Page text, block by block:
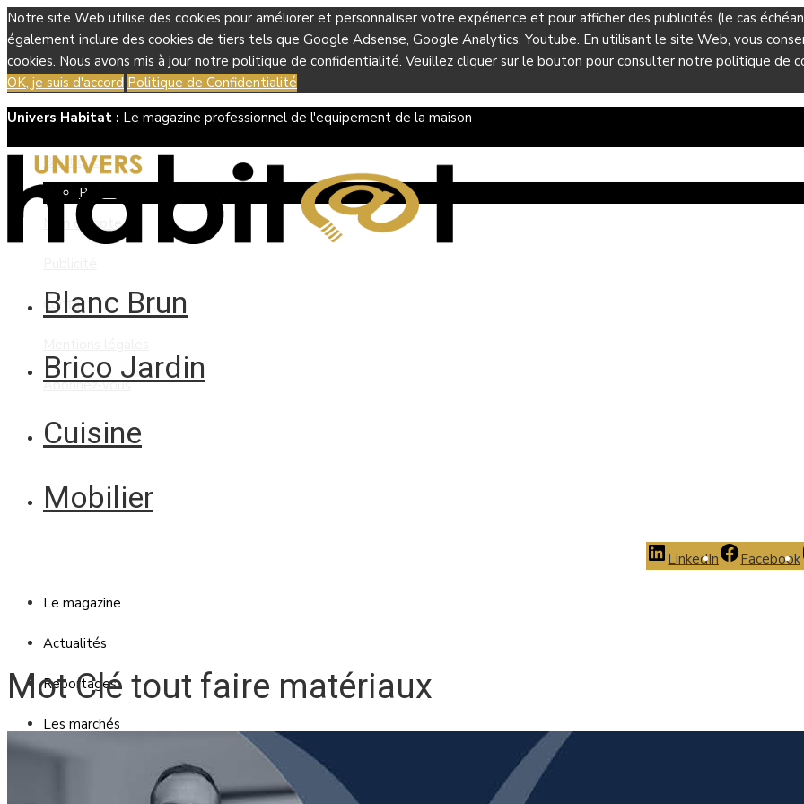
Notre site Web utilise des cookies pour améliorer et personnaliser votre expérience et pour afficher des publicités (le cas
également inclure des cookies de tiers tels que Google Adsense, Google Analytics, Youtube. En utilisant le site Web, vous
cookies. Nous avons mis à jour notre politique de confidentialité. Veuillez cliquer sur le bouton pour consulter notre politique de
OK, je suis d'accord Politique de Confidentialité
Univers Habitat : Le magazine professionnel de l'equipement de la maison
Boutique
Panier
Mon compte
Contact
Abonnez-vous
Blanc Brun
Brico Jardin
Cuisine
Mobilier
LinkedIn Facebook
Le magazine
Actualités
Reportages
Les marchés
Mot Clé tout faire matériaux